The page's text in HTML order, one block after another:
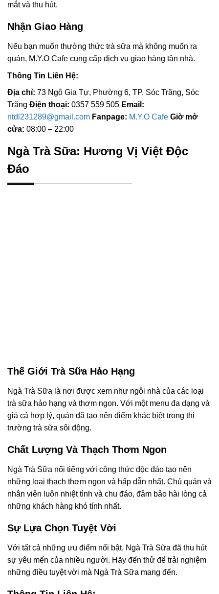
mắt và thu hút.
Nhận Giao Hàng
Nếu bạn muốn thưởng thức trà sữa mà không muốn ra
quán, M.Y.O Cafe cung cấp dịch vụ giao hàng tận nhà.
Thông Tin Liên Hệ:
Địa chỉ: 73 Ngô Gia Tự, Phường 6, TP. Sóc Trăng, Sóc
Trăng Điện thoại: 0357 559 505 Email:
ntdl231289@gmail.com Fanpage: M.Y.O Cafe Giờ mở
cửa: 08:00 – 22:00
Ngà Trà Sữa: Hương Vị Việt Độc
Đáo
Thế Giới Trà Sữa Hảo Hạng
Ngà Trà Sữa là nơi được xem như ngôi nhà của các loại
trà sữa hảo hạng và thơm ngon. Với một menu đa dạng và
giá cả hợp lý, quán đã tạo nên điểm khác biệt trong thị
trường trà sữa sôi động.
Chất Lượng Và Thạch Thơm Ngon
Ngà Trà Sữa nổi tiếng với công thức độc đáo tạo nên
những loại thạch thơm ngon và hấp dẫn nhất. Chủ quán và
nhân viên luôn nhiệt tình và chu đáo, đảm bảo hài lòng cả
những khách hàng khó tính nhất.
Sự Lựa Chọn Tuyệt Vời
Với tất cả những ưu điểm nổi bật, Ngà Trà Sữa đã thu hút
sự yêu mến của nhiều người. Hãy đến thử để trải nghiệm
những điều tuyệt vời mà Ngà Trà Sữa mang đến.